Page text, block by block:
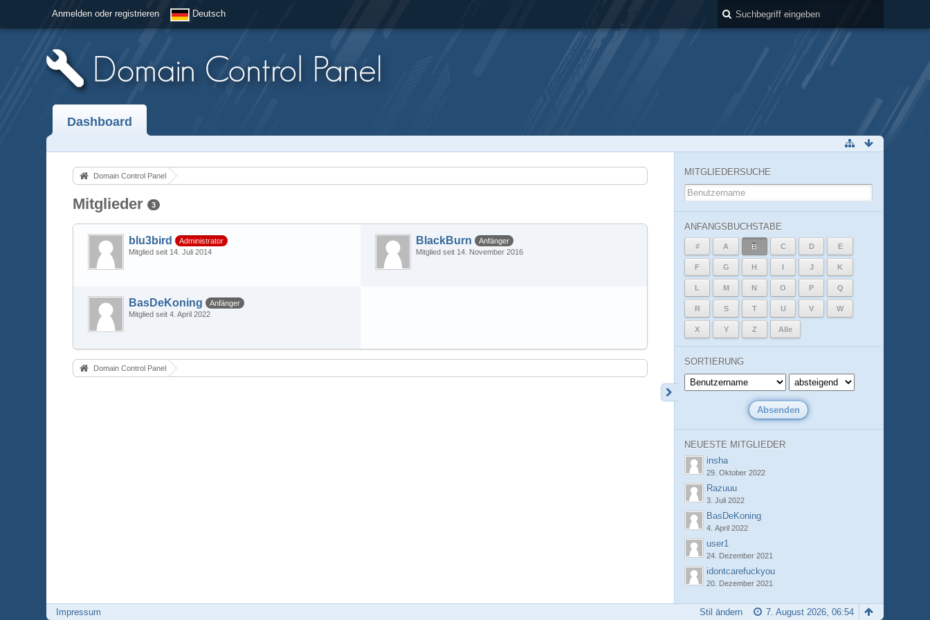
Anmelden oder registrieren Deutsch
Dashboard
Domain Control Panel
Mitglieder 3
blu3bird
Administrator
Mitglied seit 14. Juli 2014
BlackBurn
Anfänger
Mitglied seit 14. November 2016
BasDeKoning
Anfänger
Mitglied seit 4. April 2022
Domain Control Panel
MITGLIEDERSUCHE
ANFANGSBUCHSTABE
# A B C D E
F G H I J K
L M N O P Q
R S T U V W
X Y Z Alle
SORTIERUNG
NEUESTE MITGLIEDER
insha
29. Oktober 2022
Razuuu
3. Juli 2022
BasDeKoning
4. April 2022
user1
24. Dezember 2021
idontcarefuckyou
20. Dezember 2021
Impressum 7. August 2026, 06:54
Stil ändern